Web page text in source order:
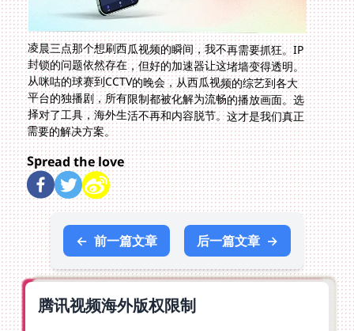
凌晨三点那个想刷西瓜视频的瞬间，我不再需要抓狂。IP
封锁的问题依然存在，但好的加速器让这堵墙变得透明。
从咪咕的球赛到CCTV的晚会，从西瓜视频的综艺到各大
平台的独播剧，所有限制都被化解为流畅的播放画面。选
择对了工具，海外生活不再和内容脱节。这才是我们真正
需要的解决方案。
Spread the love
← 前一篇文章 后一篇文章 →
腾讯视频海外版权限制